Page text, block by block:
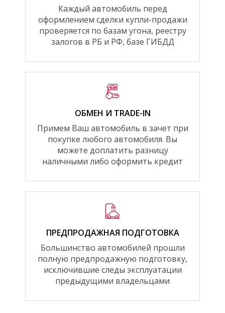
Каждый автомобиль перед
оформлением сделки купли-продажи
проверяется по базам угона, реестру
залогов в РБ и РФ, базе ГИБДД
ОБМЕН И TRADE-IN
Примем Ваш автомобиль в зачет при
покупке любого автомобиля. Вы
можете доплатить разницу
наличными либо оформить кредит
ПРЕДПРОДАЖНАЯ ПОДГОТОВКА
Большинство автомобилей прошли
полную предпродажную подготовку,
исключившие следы эксплуатации
предыдущими владельцами